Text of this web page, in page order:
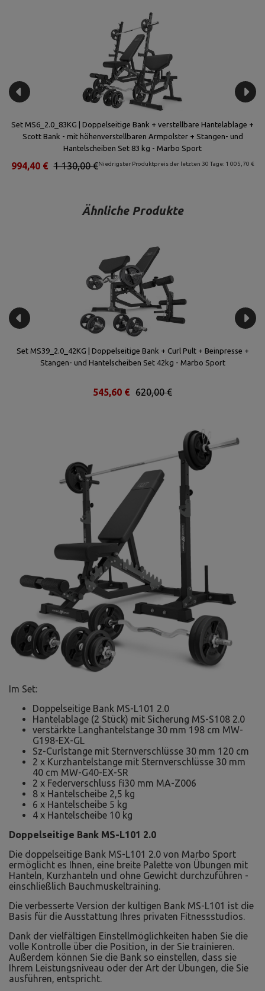
Set MS6_2.0_83KG | Doppelseitige Bank + verstellbare Hantelablage +
Scott Bank - mit höhenverstellbaren Armpolster + Stangen- und
Hantelscheiben Set 83 kg - Marbo Sport
Niedrigster Produktpreis der letzten 30 Tage: 1 005,70 €
1 130,00 €
994,40 €
Ähnliche Produkte
Set MS39_2.0_42KG | Doppelseitige Bank + Curl Pult + Beinpresse +
Stangen- und Hantelscheiben Set 42kg - Marbo Sport
620,00 €
545,60 €
Im Set:
Doppelseitige Bank MS-L101 2.0
Hantelablage (2 Stück) mit Sicherung MS-S108 2.0
verstärkte Langhantelstange 30 mm 198 cm MW-
G198-EX-GL
Sz-Curlstange mit Sternverschlüsse 30 mm 120 cm
2 x Kurzhantelstange mit Sternverschlüsse 30 mm
40 cm MW-G40-EX-SR
2 x Federverschluss fi30 mm MA-Z006
8 x Hantelscheibe 2,5 kg
6 x Hantelscheibe 5 kg
4 x Hantelscheibe 10 kg
Doppelseitige Bank MS-L101 2.0
Die doppelseitige Bank MS-L101 2.0 von Marbo Sport
ermöglicht es Ihnen, eine breite Palette von Übungen mit
Hanteln, Kurzhanteln und ohne Gewicht durchzuführen -
einschließlich Bauchmuskeltraining.
Die verbesserte Version der kultigen Bank MS-L101 ist die
Basis für die Ausstattung Ihres privaten Fitnessstudios.
Dank der vielfältigen Einstellmöglichkeiten haben Sie die
volle Kontrolle über die Position, in der Sie trainieren.
Außerdem können Sie die Bank so einstellen, dass sie
Ihrem Leistungsniveau oder der Art der Übungen, die Sie
ausführen, entspricht.